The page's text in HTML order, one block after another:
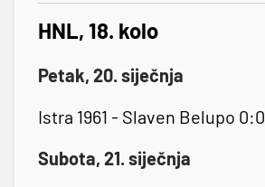
HNL, 18. kolo
Petak, 20. siječnja
Istra 1961 - Slaven Belupo 0:0
Subota, 21. siječnja